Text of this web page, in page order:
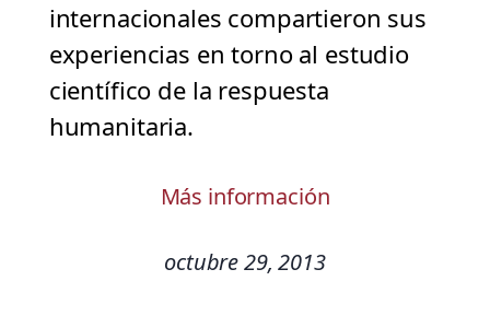
internacionales compartieron sus
experiencias en torno al estudio
científico de la respuesta
humanitaria.
Más información
octubre 29, 2013